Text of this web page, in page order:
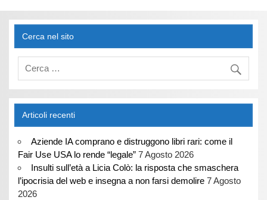
comparso un piccolo
oggetto misterioso che…
Cerca nel sito
Articoli recenti
Aziende IA comprano e distruggono libri rari: come il
Fair Use USA lo rende “legale” 7 Agosto 2026
Insulti sull’età a Licia Colò: la risposta che smaschera
l’ipocrisia del web e insegna a non farsi demolire 7 Agosto
2026